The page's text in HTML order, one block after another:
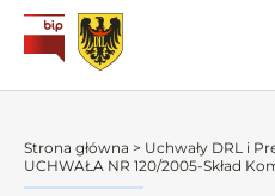
Strona główna > Uchwały DRL i
UCHWAŁA NR 120/2005-Skład